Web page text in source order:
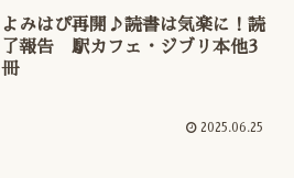
よみはぴ再開♪読書は気楽に！読
了報告 駅カフェ・ジブリ本他3
冊
2025.06.25